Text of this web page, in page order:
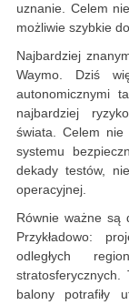
uznanie. Celem
możliwie szybkie
Najbardziej
Waymo. Dziś
autonomicznymi
najbardziej
świata. Celem nie
systemu
dekady testów,
operacyjnej.
Równie ważne są
Przykładowo:
odległych
stratosferycznych.
balony potrafiły